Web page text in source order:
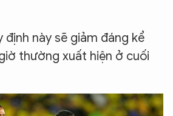
định này sẽ giảm đáng kể
thường xuất hiện ở cuối